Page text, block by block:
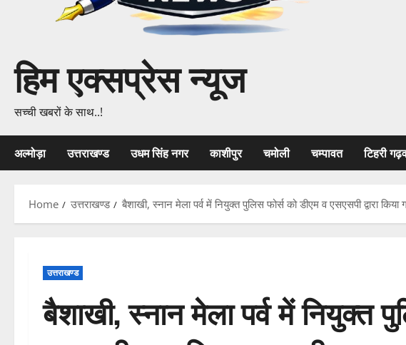
हिम एक्सप्रेस न्यूज
सच्ची खबरों के साथ..!
अल्मोड़ा उत्तराखण्ड उधम सिंह नगर काशीपुर चमोली चम्पावत टिहरी
Home उत्तराखण्ड बैशाखी, स्नान मेला पर्व में नियुक्त पुलिस फोर्स को डीएम व एसएसपी द्वारा किया
उत्तराखण्ड
बैशाखी, स्नान मेला पर्व में नियुक्त